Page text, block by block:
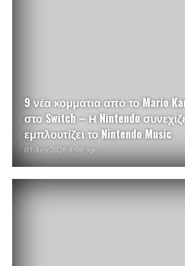
9 νέα κομμάτια από το Mario
στο Switch – Η Nintendo
εμπλουτίζει το Nintendo Music
05 Αυγ 2026 8:00 πμ